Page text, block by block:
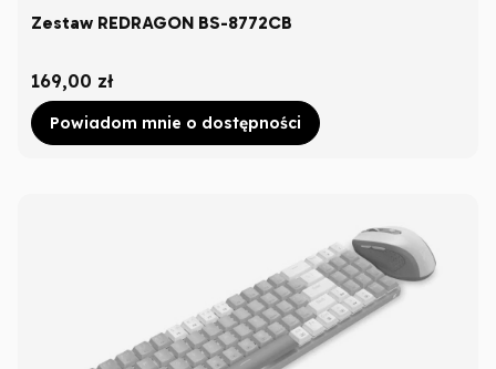
Zestaw REDRAGON BS-8772CB
Cena
169,00 zł
Powiadom mnie o dostępności